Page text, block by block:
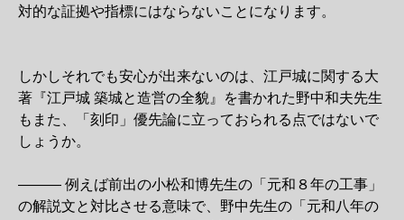
対的な証拠や指標にはならないことになります。
しかしそれでも安心が出来ないのは、江戸城に関する大
著『江戸城 築城と造営の全貌』を書かれた野中和夫先生
もまた、「刻印」優先論に立っておられる点ではないで
しょうか。
――― 例えば前出の小松和博先生の「元和８年の工事」
の解説文と対比させる意味で、野中先生の「元和八年の